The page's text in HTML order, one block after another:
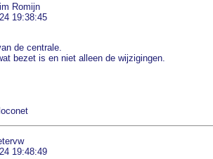
Romijn
19:38:45
de centrale.
bezet is en niet alleen de wijzigingen.
19:48:49